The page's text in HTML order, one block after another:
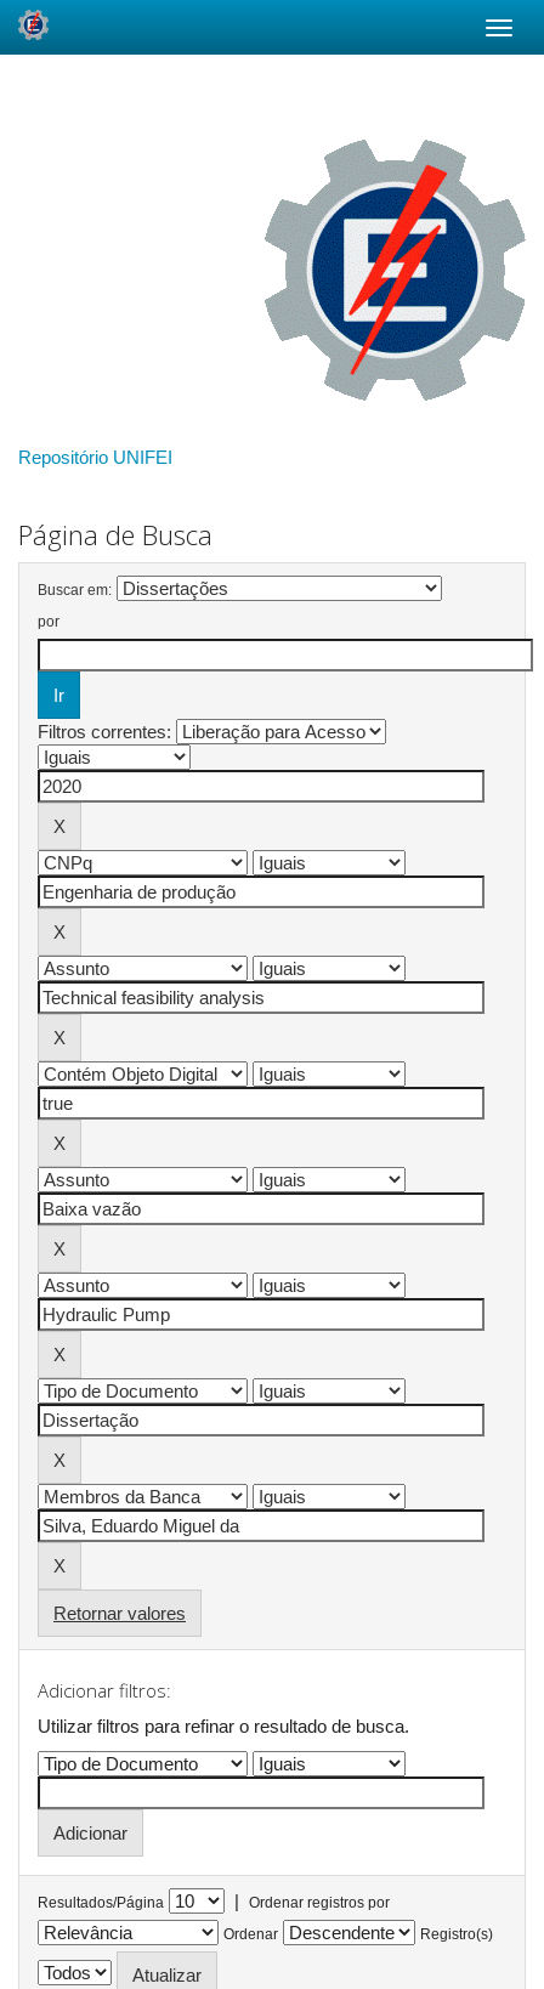
Repositório UNIFEI
Página de Busca
Buscar em:
por
Filtros correntes:
Retornar valores
Adicionar filtros:
Utilizar filtros para refinar o resultado de busca.
Resultados/Página |
Ordenar registros por
Ordenar
Registro(s)